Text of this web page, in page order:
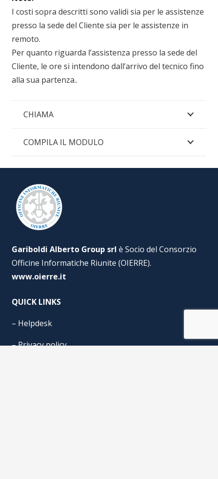
I costi sopra descritti sono validi sia per le assistenze
presso la sede del Cliente sia per le assistenze in
remoto.
Per quanto riguarda l’assistenza presso la sede del
Cliente, le ore si intendono dall’arrivo del tecnico fino
alla sua partenza..
CHIAMA
COMPILA IL MODULO
Gariboldi Alberto Group srl è Socio del Consorzio
Officine Informatiche Riunite (OIERRE).
www.oierre.it
QUICK LINKS
– Helpdesk
–Privacy policy